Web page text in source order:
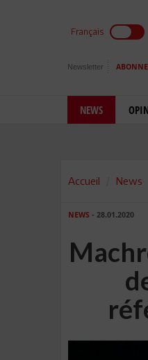
Français
Newsletter
NEWS
Accueil News
NEWS - 28.01.2020